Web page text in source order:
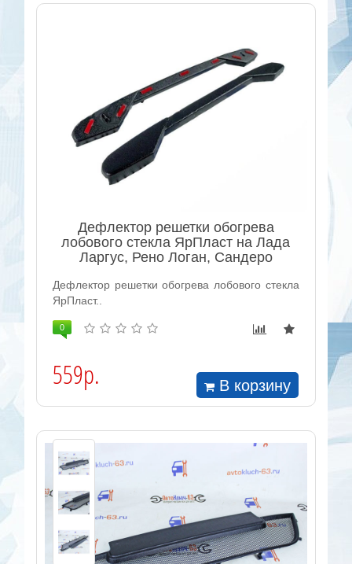
Дефлектор решетки обогрева
лобового стекла ЯрПласт на Лада
Ларгус, Рено Логан, Сандеро
Дефлектор решетки обогрева лобового стекла
ЯрПласт..
0
559р. В корзину